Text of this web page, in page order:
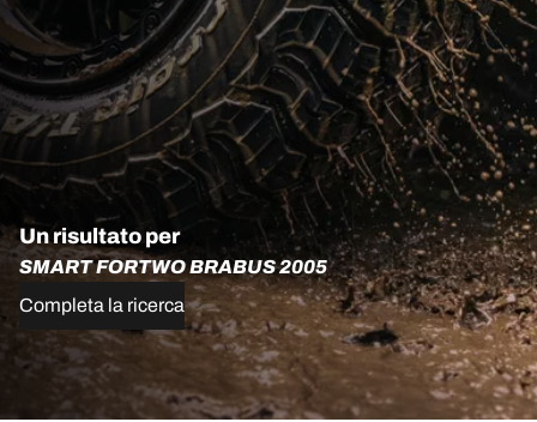
Un risultato per
SMART FORTWO BRABUS 2005
Completa la ricerca